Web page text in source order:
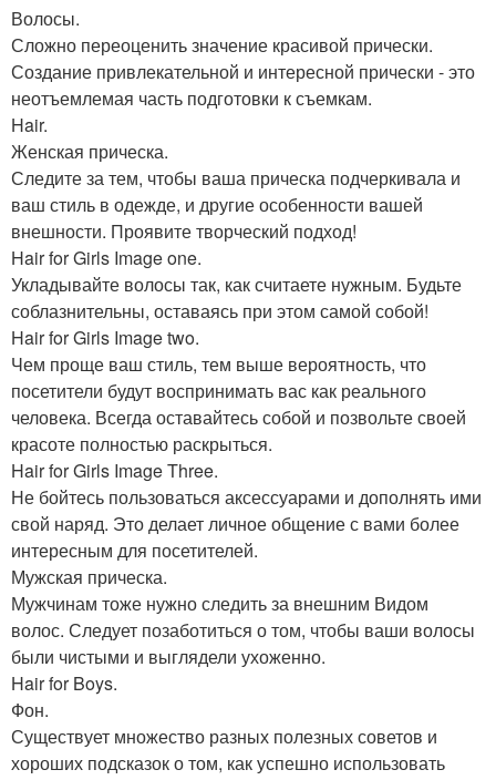
Волосы.
Сложно переоценить значение красивой прически.
Создание привлекательной и интересной прически - это
неотъемлемая часть подготовки к съемкам.
Hair.
Женская прическа.
Следите за тем, чтобы ваша прическа подчеркивала и
ваш стиль в одежде, и другие особенности вашей
внешности. Проявите творческий подход!
Hair for Girls Image one.
Укладывайте волосы так, как считаете нужным. Будьте
соблазнительны, оставаясь при этом самой собой!
Hair for Girls Image two.
Чем проще ваш стиль, тем выше вероятность, что
посетители будут воспринимать вас как реального
человека. Всегда оставайтесь собой и позвольте своей
красоте полностью раскрыться.
Hair for Girls Image Three.
Не бойтесь пользоваться аксессуарами и дополнять ими
свой наряд. Это делает личное общение с вами более
интересным для посетителей.
Мужская прическа.
Мужчинам тоже нужно следить за внешним Видом
волос. Следует позаботиться о том, чтобы ваши волосы
были чистыми и выглядели ухоженно.
Hair for Boys.
Фон.
Существует множество разных полезных советов и
хороших подсказок о том, как успешно использовать